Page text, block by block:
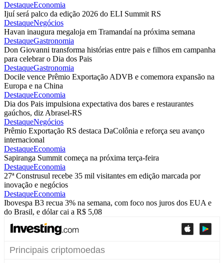
DestaqueEconomia
Ijuí será palco da edição 2026 do ELI Summit RS
DestaqueNegócios
Havan inaugura megaloja em Tramandaí na próxima semana
DestaqueGastronomia
Don Giovanni transforma histórias entre pais e filhos em campanha
para celebrar o Dia dos Pais
DestaqueGastronomia
Docile vence Prêmio Exportação ADVB e comemora expansão na
Europa e na China
DestaqueEconomia
Dia dos Pais impulsiona expectativa dos bares e restaurantes
gaúchos, diz Abrasel-RS
DestaqueNegócios
Prêmio Exportação RS destaca DaColônia e reforça seu avanço
internacional
DestaqueEconomia
Sapiranga Summit começa na próxima terça-feira
DestaqueEconomia
27ª Construsul recebe 35 mil visitantes em edição marcada por
inovação e negócios
DestaqueEconomia
Ibovespa B3 recua 3% na semana, com foco nos juros dos EUA e
do Brasil, e dólar cai a R$ 5,08